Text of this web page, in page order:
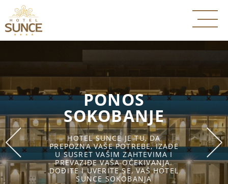
PONOS
SOKOBANJE
HOTEL SUNCE JE TU, DA
PREPOZNA VAŠE POTREBE, IZAĐE
U SUSRET VAŠIM ZAHTEVIMA I
PREVAZIĐE VAŠA OČEKIVANJA.
DOĐITE I UVERITE SE, VAŠ HOTEL
SUNCE SOKOBANJA